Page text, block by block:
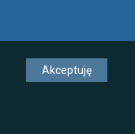
Akceptuję